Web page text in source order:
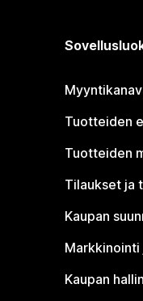
Tuotteiden
Tuotteiden
Tilaukset ja
Kaupan
Kaupan